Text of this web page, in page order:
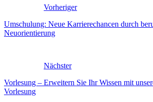
Vorheriger
Umschulung: Neue Karrierechancen durch
Neuorientierung
Nächster
Vorlesung – Erweitern Sie Ihr Wissen mit
Vorlesung